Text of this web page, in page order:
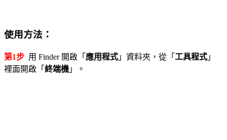
使用方法：
第1步 用 Finder 開啟「 應用程式 」資料夾，從「 工具程式 」
裡面開啟「 終端機 」。